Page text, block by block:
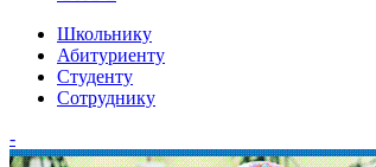
Школьнику
Абитуриенту
Студенту
Сотруднику
-